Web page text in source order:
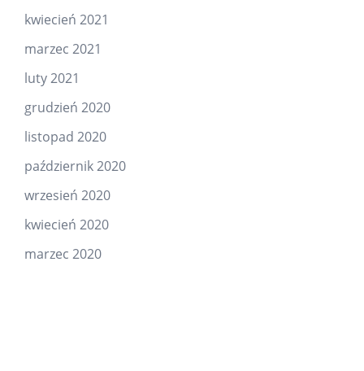
kwiecień 2021
marzec 2021
luty 2021
grudzień 2020
listopad 2020
październik 2020
wrzesień 2020
kwiecień 2020
marzec 2020